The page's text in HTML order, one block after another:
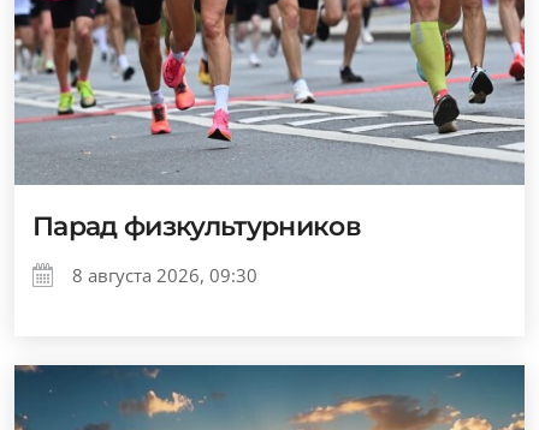
Парад физкультурников
8 августа 2026, 09:30